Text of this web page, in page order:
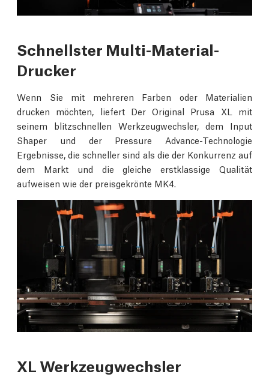
Schnellster Multi-Material-
Drucker
Wenn Sie mit mehreren Farben oder Materialien
drucken möchten, liefert Der Original Prusa XL mit
seinem blitzschnellen Werkzeugwechsler, dem Input
Shaper und der Pressure Advance-Technologie
Ergebnisse, die schneller sind als die der Konkurrenz auf
dem Markt und die gleiche erstklassige Qualität
aufweisen wie der preisgekrönte MK4.
XL Werkzeugwechsler